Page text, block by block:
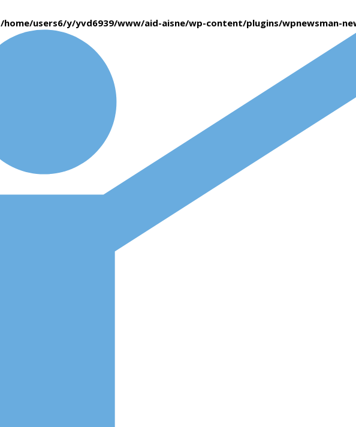
/home/users6/y/yvd6939/www/aid-aisne/wp-content/plugins/wpnewsman-